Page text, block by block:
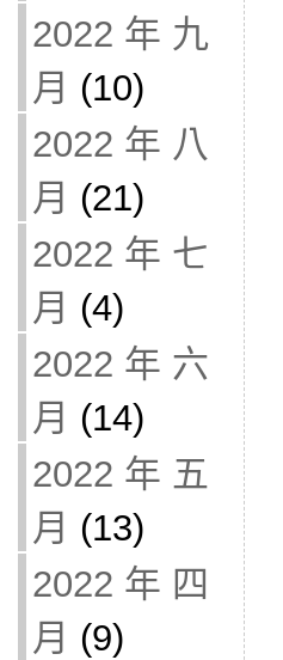
2022 年 九
月 (10)
2022 年 八
月 (21)
2022 年 七
月 (4)
2022 年 六
月 (14)
2022 年 五
月 (13)
2022 年 四
月 (9)